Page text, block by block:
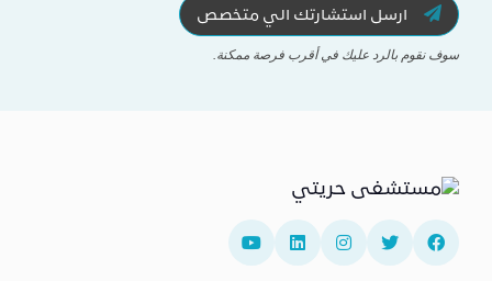
ارسل استشارتك الي متخصص
سوف نقوم بالرد عليك في أقرب فرصة ممكنة.